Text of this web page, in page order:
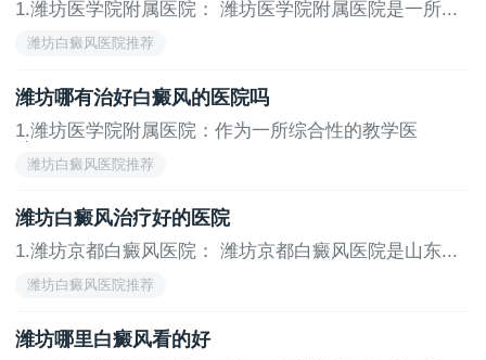
1.潍坊医学院附属医院： 潍坊医学院附属医院是一所...
潍坊白癜风医院推荐
潍坊哪有治好白癜风的医院吗
1.潍坊医学院附属医院：作为一所综合性的教学医
潍坊白癜风医院推荐
潍坊白癜风治疗好的医院
1.潍坊京都白癜风医院： 潍坊京都白癜风医院是山东...
潍坊白癜风医院推荐
潍坊哪里白癜风看的好